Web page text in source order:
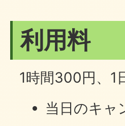
利用料
1時間300円、1
当日のキャ